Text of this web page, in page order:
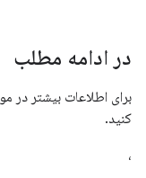
در ادامه مطلب
برای اطلاعات بیشتر در
کنید.
،